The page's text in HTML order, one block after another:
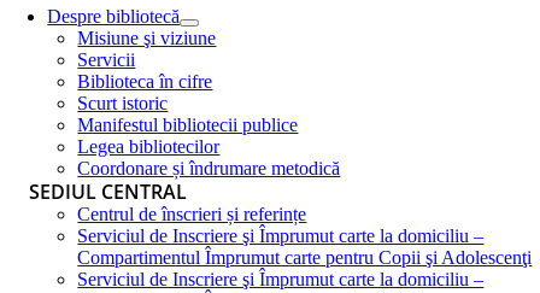
Despre bibliotecă
Misiune şi viziune
Servicii
Biblioteca în cifre
Scurt istoric
Manifestul bibliotecii publice
Legea bibliotecilor
Coordonare și îndrumare metodică
SEDIUL CENTRAL
Centrul de înscrieri și referințe
Serviciul de Inscriere şi Împrumut carte la domiciliu –
Compartimentul Împrumut carte pentru Copii şi Adolescenţi
Serviciul de Inscriere şi Împrumut carte la domiciliu –